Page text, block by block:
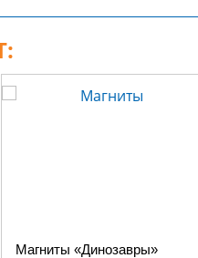
Магниты «Динозавры»